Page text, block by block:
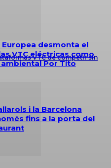
VTC de competir sin
Europea desmonta el
VTC eléctricas como
Por Tito
i la Barcelona
fins a la porta del